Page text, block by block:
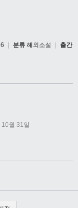
분류 해외소설
출간
월 31일